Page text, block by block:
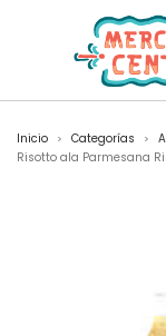
Inicio > Categorías >
Risotto ala Parmesana